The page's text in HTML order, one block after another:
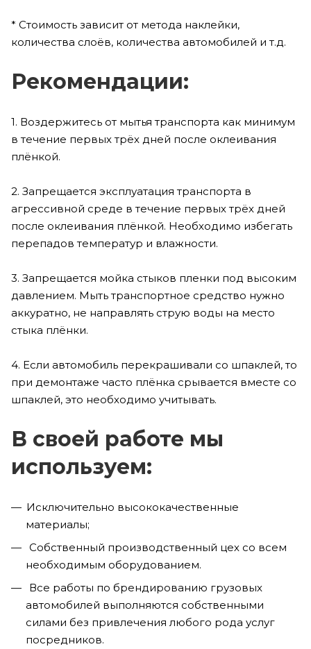
* Стоимость зависит от метода наклейки,
количества слоёв, количества автомобилей и т.д.
Рекомендации:
1. Воздержитесь от мытья транспорта как минимум
в течение первых трёх дней после оклеивания
плёнкой.
2. Запрещается эксплуатация транспорта в
агрессивной среде в течение первых трёх дней
после оклеивания плёнкой. Необходимо избегать
перепадов температур и влажности.
3. Запрещается мойка стыков пленки под высоким
давлением. Мыть транспортное средство нужно
аккуратно, не направлять струю воды на место
стыка плёнки.
4. Если автомобиль перекрашивали со шпаклей, то
при демонтаже часто плёнка срывается вместе со
шпаклей, это необходимо учитывать.
В своей работе мы
используем:
Исключительно высококачественные
материалы;
Собственный производственный цех со всем
необходимым оборудованием.
Все работы по брендированию грузовых
автомобилей выполняются собственными
силами без привлечения любого рода услуг
посредников.